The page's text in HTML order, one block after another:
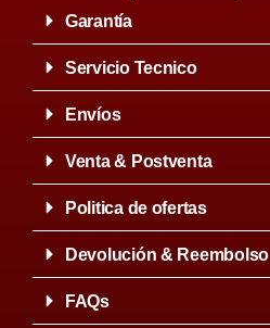
Garantía
Servicio Tecnico
Envíos
Venta & Postventa
Politica de ofertas
Devolución & Reembolso
FAQs